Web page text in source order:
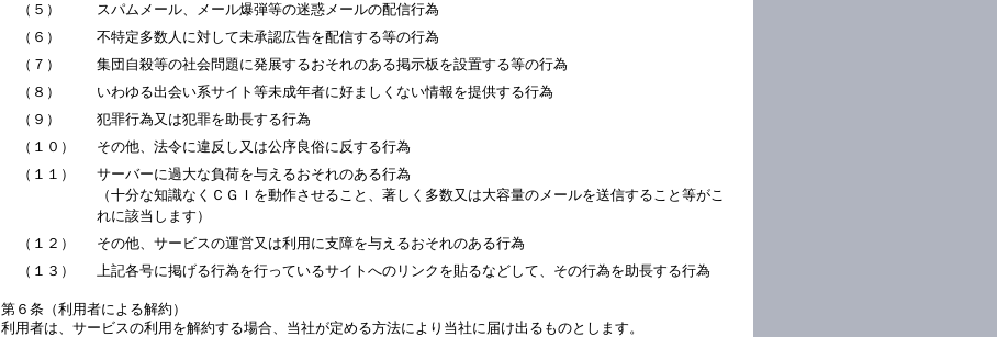
（５）
スパムメール、メール爆弾等の迷惑メールの配信行為
（６）
不特定多数人に対して未承認広告を配信する等の行為
（７）
集団自殺等の社会問題に発展するおそれのある掲示板を設置する等の行為
（８）
いわゆる出会い系サイト等未成年者に好ましくない情報を提供する行為
（９）
犯罪行為又は犯罪を助長する行為
（１０）
その他、法令に違反し又は公序良俗に反する行為
（１１）
サーバーに過大な負荷を与えるおそれのある行為
（十分な知識なくＣＧＩを動作させること、著しく多数又は大容量のメールを送信すること等がこ
れに該当します）
（１２）
その他、サービスの運営又は利用に支障を与えるおそれのある行為
（１３）
上記各号に掲げる行為を行っているサイトへのリンクを貼るなどして、その行為を助長する行為
第６条（利用者による解約）
利用者は、サービスの利用を解約する場合、当社が定める方法により当社に届け出るものとします。